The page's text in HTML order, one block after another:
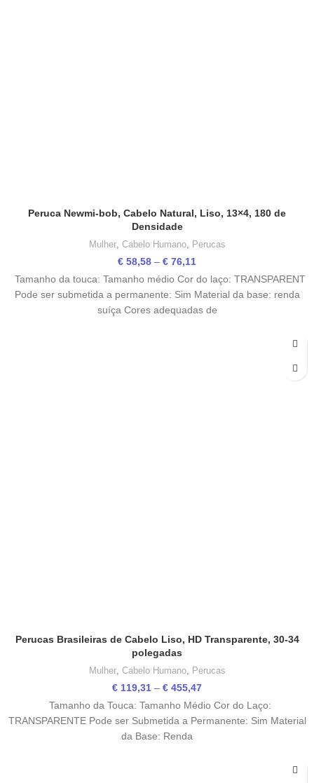
Peruca Newmi-bob, Cabelo Natural, Liso, 13×4, 180 de
Densidade
Mulher, Cabelo Humano, Perucas
€ 58,58 – € 76,11Price
range:
€ 58,58
through
€ 76,11
Tamanho da touca: Tamanho médio Cor do laço: TRANSPARENT
Pode ser submetida a permanente: Sim Material da base: renda
suíça Cores adequadas de
Perucas Brasileiras de Cabelo Liso, HD Transparente, 30-34
polegadas
Mulher, Cabelo Humano, Perucas
€ 119,31 – € 455,47Price
range:
€ 119,31
through
Tamanho da Touca: Tamanho Médio Cor do Laço:
TRANSPARENTE Pode ser Submetida a Permanente: Sim Material
da Base: Renda